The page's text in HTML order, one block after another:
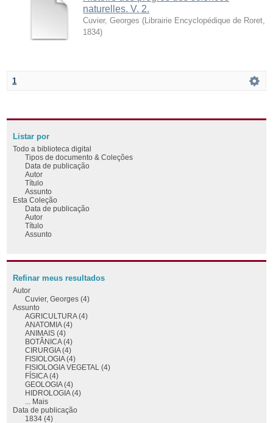
naturelles. V. 2.
Cuvier, Georges ( Librairie Encyclopédique de Roret
1834)
1
Listar por
Todo a biblioteca digital
Tipos de documento & Coleções
Data de publicação
Autor
Título
Assunto
Esta Coleção
Data de publicação
Autor
Título
Assunto
Refinar meus resultados
Autor
Cuvier, Georges (4)
Assunto
AGRICULTURA (4)
ANATOMIA (4)
ANIMAIS (4)
BOTÂNICA (4)
CIRURGIA (4)
FISIOLOGIA (4)
FISIOLOGIA VEGETAL (4)
FÍSICA (4)
GEOLOGIA (4)
HIDROLOGIA (4)
... Mais
Data de publicação
1834 (4)